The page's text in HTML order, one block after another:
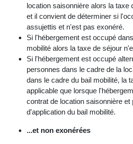
location saisonnière alors la taxe
et il convient de déterminer si
assujettis et n'est pas exonéré.
Si l'hébergement est occupé
mobilité alors la taxe de séjour
Si l'hébergement est occupé
personnes dans le cadre de la
dans le cadre du bail mobilité, la
applicable que lorsque
contrat de location saisonnière et
d'application du bail mobilité.
...et non exonérées